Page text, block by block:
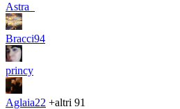
Astra_
Bracci94
princy
Aglaia22 +altri 91